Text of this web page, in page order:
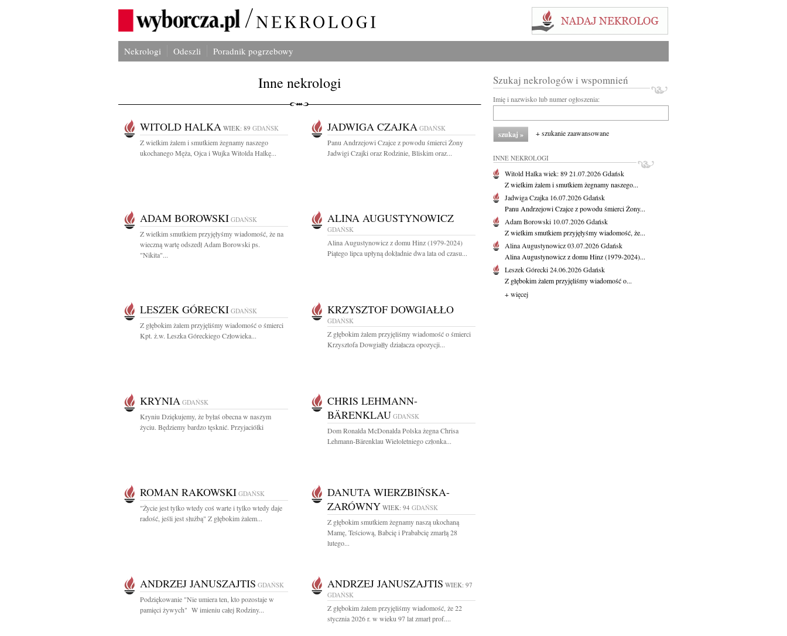
Nekrologi Odeszli Poradnik pogrzebowy
Inne nekrologi
WITOLD HALKA WIEK: 89 GDAŃSK
Z wielkim żalem i smutkiem żegnamy naszego
ukochanego Męża, Ojca i Wujka Witolda Halkę...
JADWIGA CZAJKA GDAŃSK
Panu Andrzejowi Czajce z powodu śmierci Żony
Jadwigi Czajki oraz Rodzinie, Bliskim oraz...
ADAM BOROWSKI GDAŃSK
Z wielkim smutkiem przyjęłyśmy wiadomość, że na
wieczną wartę odszedł Adam Borowski ps.
"Nikita"...
ALINA AUGUSTYNOWICZ
GDAŃSK
Alina Augustynowicz z domu Hinz (1979-2024)
Piątego lipca upłyną dokładnie dwa lata od czasu...
LESZEK GÓRECKI GDAŃSK
Z głębokim żalem przyjęliśmy wiadomość o śmierci
Kpt. ż.w. Leszka Góreckiego Człowieka...
KRZYSZTOF DOWGIAŁŁO
GDAŃSK
Z głębokim żalem przyjęliśmy wiadomość o śmierci
Krzysztofa Dowgiałły działacza opozycji...
KRYNIA GDAŃSK
Kryniu Dziękujemy, że byłaś obecna w naszym
życiu. Będziemy bardzo tęsknić. Przyjaciólki
CHRIS LEHMANN-
BÄRENKLAU GDAŃSK
Dom Ronalda McDonalda Polska żegna Chrisa
Lehmann-Bärenklau Wieloletniego członka...
ROMAN RAKOWSKI GDAŃSK
"Życie jest tylko wtedy coś warte i tylko wtedy daje
radość, jeśli jest służbą" Z głębokim żalem...
DANUTA WIERZBIŃSKA-
ZARÓWNY WIEK: 94 GDAŃSK
Z głębokim smutkiem żegnamy naszą ukochaną
Mamę, Teściową, Babcię i Prababcię zmarłą 28
lutego...
ANDRZEJ JANUSZAJTIS GDAŃSK
Podziękowanie "Nie umiera ten, kto pozostaje w
pamięci żywych" W imieniu całej Rodziny...
ANDRZEJ JANUSZAJTIS WIEK: 97
GDAŃSK
Z głębokim żalem przyjęliśmy wiadomość, że 22
stycznia 2026 r. w wieku 97 lat zmarł prof....
Szukaj nekrologów i wspomnień
Imię i nazwisko lub numer ogłoszenia:
+ szukanie zaawansowane
INNE NEKROLOGI
Witold Halkawiek: 8921.07.2026Gdańsk
Z wielkim żalem i smutkiem żegnamy naszego...
Jadwiga Czajka 16.07.2026Gdańsk
Panu Andrzejowi Czajce z powodu śmierci Żony...
Adam Borowski 10.07.2026Gdańsk
Z wielkim smutkiem przyjęłyśmy wiadomość, że...
Alina Augustynowicz03.07.2026Gdańsk
Alina Augustynowicz z domu Hinz (1979-2024)...
Leszek Górecki24.06.2026Gdańsk
Z głębokim żalem przyjęliśmy wiadomość o...
+ więcej